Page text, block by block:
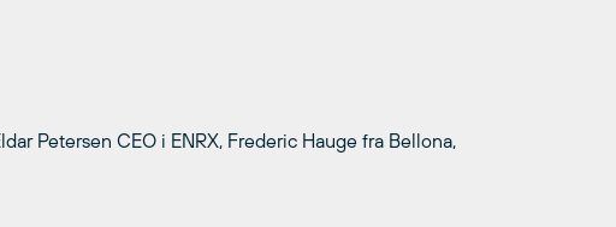
Petersen CEO i ENRX, Frederic Hauge fra Bellona,